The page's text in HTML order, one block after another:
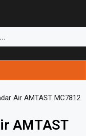
Air AMTAST MC7812
AMTAST